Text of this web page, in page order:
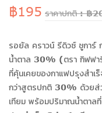
฿195 ราคาปกติ : ฿
รอยัล คราวน์ รีดิวซ์ ชูการ์
น้ำตาล 30% (ตรา กิฟฟา
ที่คุ้นเคยของกาแฟปรุงสำเ
กว่าสูตรปกติ 30% ด้วยส่
เทียม พร้อมปริมาณน้ำตาล